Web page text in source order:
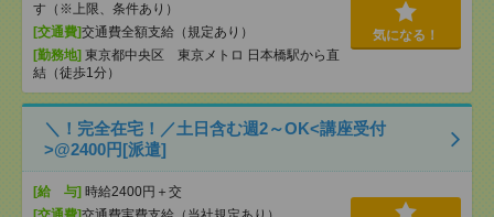
す（※上限、条件あり）
[交通費]交通費全額支給（規定あり）
[勤務地] 東京都中央区 東京メトロ 日本橋駅から直
結（徒歩1分）
気になる！
＼！完全在宅！／土日含む週2～OK<講座受付
>@2400円[派遣]
[給 与] 時給2400円＋交